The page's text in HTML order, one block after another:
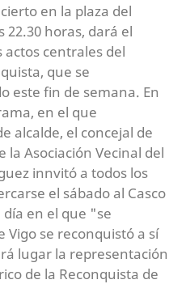
en la plaza del
22.30 horas, dará el
actos centrales del
que se
este fin de semana. En
en el que
alcalde, el concejal de
Asociación Vecinal del
innvitó a todos los
el sábado al Casco
día en el que "se
Vigo se reconquistó a sí
lugar la representación
de la Reconquista de